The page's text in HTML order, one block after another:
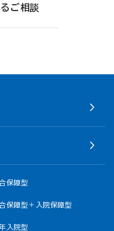
ご相談
保障型
保障型＋入院保障型
入院型